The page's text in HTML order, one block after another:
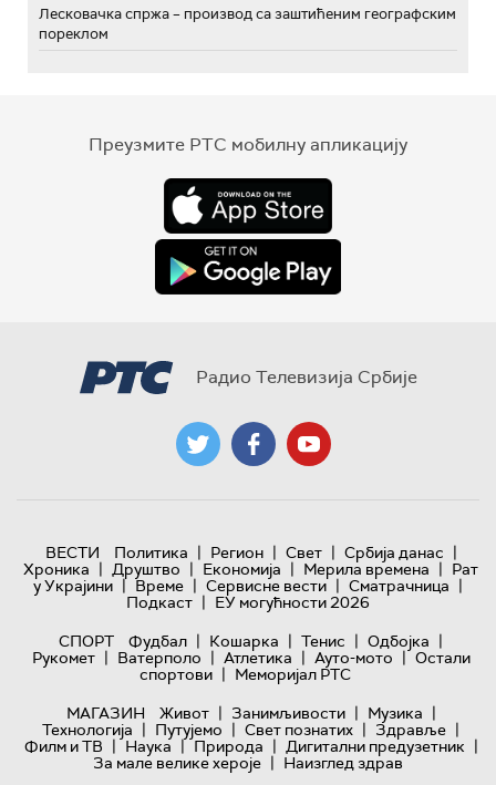
Лесковачка спржа – производ са заштићеним географским
пореклом
Преузмите РТС мобилну апликацију
Радио Телевизија Србије
ВЕСТИ Политика | Регион | Свет | Србија данас |
Хроника | Друштво | Економија | Мерила времена | Рат
у Украјини | Време | Сервисне вести | Сматрачница |
Подкаст | ЕУ могућности 2026
СПОРТ
Фудбал | Кошарка | Тенис | Одбојка |
Рукомет | Ватерполо | Атлетика | Ауто-мото | Остали
спортови | Меморијал РТС
МАГАЗИН
Живот | Занимљивости | Музика |
Технологијa | Путујемо | Свет познатих | Здравље |
Филм и ТВ | Наука | Природа | Дигитални предузетник |
За мале велике хероје | Наизглед здрав